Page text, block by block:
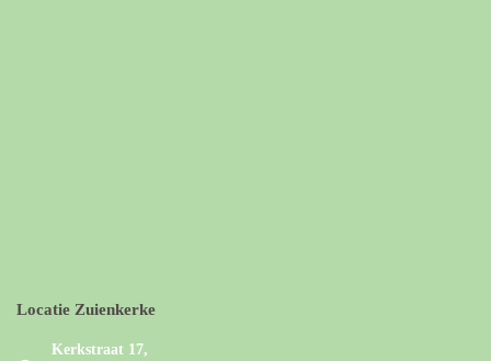
Locatie Zuienkerke
Kerkstraat 17,